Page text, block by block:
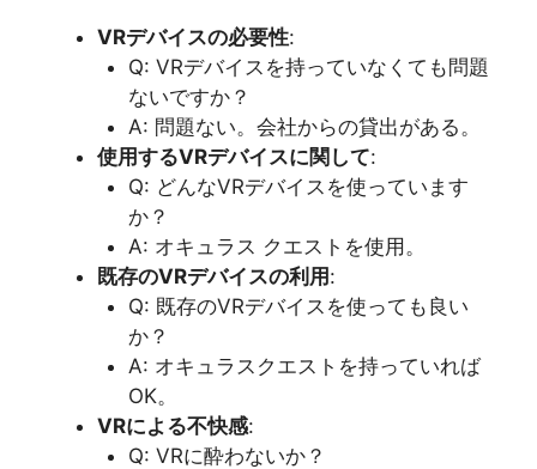
VRデバイスの必要性:
Q: VRデバイスを持っていなくても問題
ないですか？
A: 問題ない。会社からの貸出がある。
使用するVRデバイスに関して:
Q: どんなVRデバイスを使っています
か？
A: オキュラス クエストを使用。
既存のVRデバイスの利用:
Q: 既存のVRデバイスを使っても良い
か？
A: オキュラスクエストを持っていれば
OK。
VRによる不快感:
Q: VRに酔わないか？